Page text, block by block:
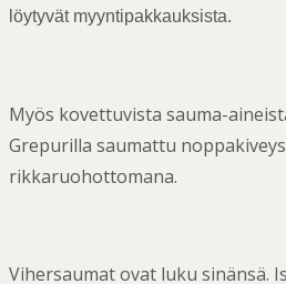
löytyvät myyntipakkauksista.
Myös kovettuvista sauma-
Grepurilla saumattu
rikkaruohottomana.
Vihersaumat ovat luku sinänsä.